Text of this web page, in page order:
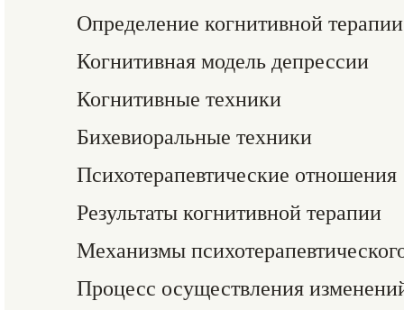
Определение когнитивной терапии
Когнитивная модель депрессии
Когнитивные техники
Бихевиоральные техники
Психотерапевтические отношения
Результаты когнитивной терапии
Механизмы
Процесс осуществления